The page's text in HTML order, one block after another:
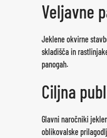
Veljavne
Jeklene okvirne
skladišča in
panogah.
Ciljna
Glavni naročniki
oblikovalske